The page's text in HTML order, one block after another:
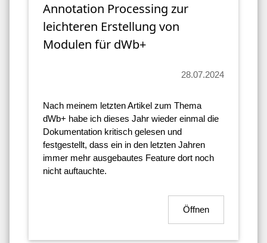
Annotation Processing zur
leichteren Erstellung von
Modulen für dWb+
28.07.2024
Nach meinem letzten Artikel zum Thema
dWb+ habe ich dieses Jahr wieder einmal die
Dokumentation kritisch gelesen und
festgestellt, dass ein in den letzten Jahren
immer mehr ausgebautes Feature dort noch
nicht auftauchte.
Öffnen